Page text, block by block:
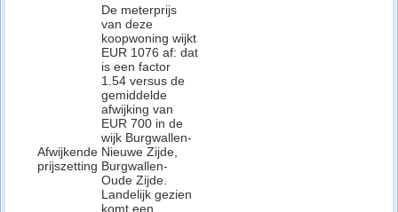
Afwijkende
prijszetting
De meterprijs
van deze
koopwoning wijkt
EUR 1076 af: dat
is een factor
1.54 versus de
gemiddelde
afwijking van
EUR 700 in de
wijk Burgwallen-
Nieuwe Zijde,
Burgwallen-
Oude Zijde.
Landelijk gezien
komt een